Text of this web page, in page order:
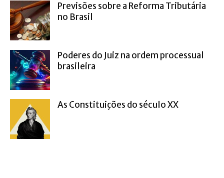
Previsões sobre a Reforma Tributária
no Brasil
Poderes do Juiz na ordem processual
brasileira
As Constituições do século XX